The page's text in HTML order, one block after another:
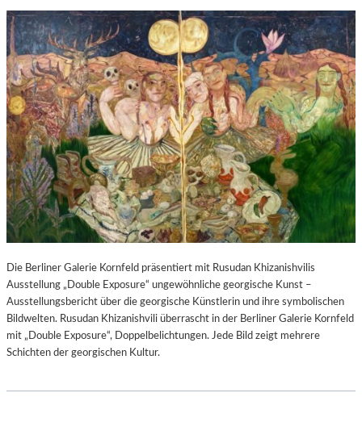
Die Berliner Galerie Kornfeld präsentiert mit Rusudan Khizanishvilis
Ausstellung „Double Exposure“ ungewöhnliche georgische Kunst –
Ausstellungsbericht über die georgische Künstlerin und ihre symbolischen
Bildwelten. Rusudan Khizanishvili überrascht in der Berliner Galerie Kornfeld
mit „Double Exposure“, Doppelbelichtungen. Jede Bild zeigt mehrere
Schichten der georgischen Kultur.